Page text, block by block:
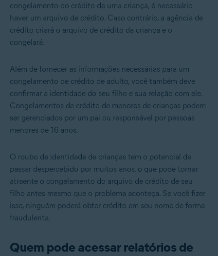
congelamento do crédito de uma criança, é necessário
haver um arquivo de crédito. Caso contrário, a agência de
crédito criará o arquivo de crédito da criança e o
congelará.
Além de fornecer as informações necessárias para um
congelamento de crédito de adulto, você também deve
confirmar a identidade do seu filho e sua relação com ele.
Congelamentos de crédito de menores de crianças podem
ser gerenciados por um pai ou responsável por pessoas
menores de 16 anos.
O roubo de identidade de crianças tem o potencial de
passar despercebido por muitos anos, o que pode tornar
atraente o congelamento do arquivo de crédito de seu
filho antes mesmo que o problema aconteça. Se você fizer
isso, ninguém poderá obter crédito em seu nome de forma
fraudulenta.
Quem pode acessar relatórios de